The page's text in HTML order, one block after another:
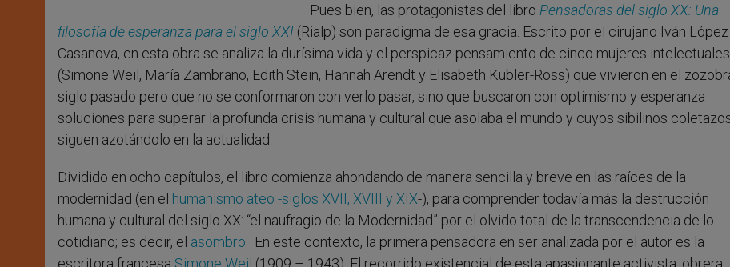
Pues bien, las protagonistas del libro Pensadoras del siglo XX: Una
filosofía de esperanza para el siglo XXI (Rialp) son paradigma de esa gracia. Escrito por el cirujano Iván López
Casanova, en esta obra se analiza la durísima vida y el perspicaz pensamiento de cinco mujeres intelectuales
(Simone Weil, María Zambrano, Edith Stein, Hannah Arendt y Elisabeth Kübler-Ross) que vivieron en el
siglo pasado pero que no se conformaron con verlo pasar, sino que buscaron con optimismo y esperanza
soluciones para superar la profunda crisis humana y cultural que asolaba el mundo y cuyos sibilinos
siguen azotándolo en la actualidad.
Dividido en ocho capítulos, el libro comienza ahondando de manera sencilla y breve en las raíces de la
modernidad (en el humanismo ateo -siglos XVII, XVIII y XIX-), para comprender todavía más la destrucción
humana y cultural del siglo XX: “el naufragio de la Modernidad” por el olvido total de la transcendencia de lo
cotidiano; es decir, el asombro . En este contexto, la primera pensadora en ser analizada por el autor es la
escritora francesa Simone Weil (1909 – 1943). El recorrido existencial de esta apasionante activista, obrera,